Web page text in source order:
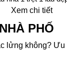
Xem chi tiết
PHỐ